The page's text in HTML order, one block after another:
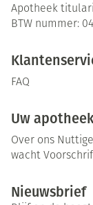
Apotheek
BTW nummer:
FAQ
Uw
Over ons
wacht
Nieuwsbrief